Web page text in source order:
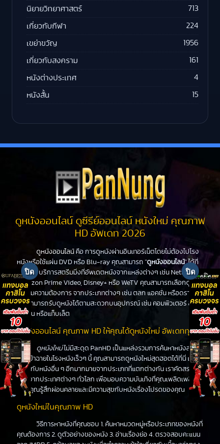
นิยายวิทยาศาสตร์ 713
เกี่ยวกับกีฬา 224
เขย่าขวัญ 1956
เกี่ยวกับสงคราม 161
หนังต่างประเทศ 4
หนังสั้น 15
ดูหนังออนไลน์ ดูซีรีย์ออนไลน์ หนังใหม่ คุณภาพ
HD อัพเดท 2026
ดูหนังออนไลน์ คือ การดูหนังผ่านอินเทอร์เน็ตโดยไม่ต้องไปโรง
หนังหรือใช้แผ่น DVD หรือ Blu-ray คุณสามารถ "ดูหนังออนไลน์" ได้ที่
PanHD บริการสตรีมมิ่งที่อัพเดตหนังจากแหล่งต่างๆ เช่น Netflix,
Amazon Prime Video, Disney+ หรือ WeTV คุณสามารถเลือกดูหนัง
ได้ตามความต้องการ จากประเภทต่างๆ เช่น ตลก แอคชั่น หรือดราม่า
คุณสามารถรับดูหนังได้ตามสะดวกบนอุปกรณ์ เช่น คอมพิวเตอร์ สมา
ร์ทโฟน หรือแท็บเล็ต
ดูหนังออนไลน์ คุณภาพ HD ให้คุณได้ดูหนังใหม่ อัพเดททุกวัน
ดูหนังใหม่ไม่มีสะดุด PanHD เป็นแหล่งรวมการค้นหาหนังล่าสุด
ที่จะเข้าฉายในโรงหนังเร็วๆ นี้ คุณสามารถดูหนังใหม่สุดฮอตได้ที่นี่ เช่น
เดียวกับหนังอื่น ๆ อีกมากมายจากประเภทที่แตกต่างกัน เราคัดสรร
หนังจากประเทศต่างๆ ทั่วโลก เพื่อมอบความบันเทิงที่คุณเพลิดเพลิน
ทำให้คุณรู้สึกผ่อนคลายและมีความสุขกับหนังเรื่องโปรดของคุณ
ดูหนังใหม่ในคุณภาพ HD
วิธีการหาหนังที่คุณชอบ 1. ค้นหาหมวดหมู่หรือประเภทของหนังที่
คุณต้องการ 2. ดูตัวอย่างของหนัง 3. อ่านเรื่องย่อ 4. ตรวจสอบคะแนน